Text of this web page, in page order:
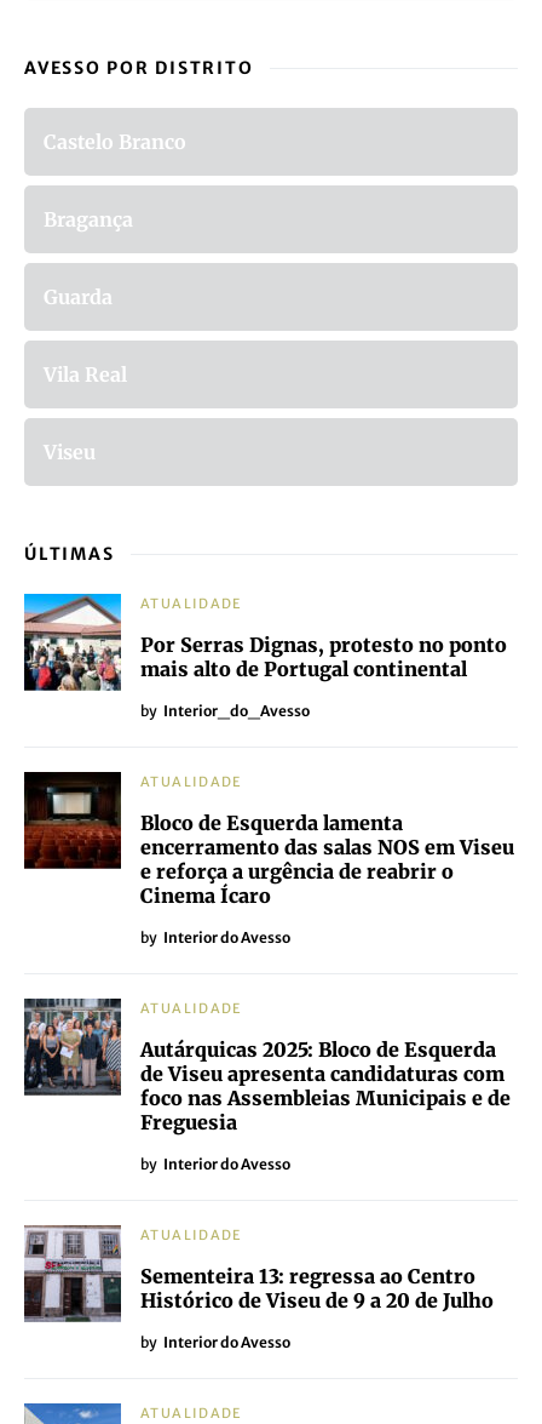
AVESSO POR DISTRITO
Castelo Branco
Bragança
Guarda
Vila Real
Viseu
ÚLTIMAS
ATUALIDADE
Por Serras Dignas, protesto no ponto
mais alto de Portugal continental
by Interior_do_Avesso
ATUALIDADE
Bloco de Esquerda lamenta
encerramento das salas NOS em Viseu
e reforça a urgência de reabrir o
Cinema Ícaro
by Interior do Avesso
ATUALIDADE
Autárquicas 2025: Bloco de Esquerda
de Viseu apresenta candidaturas com
foco nas Assembleias Municipais e de
Freguesia
by Interior do Avesso
ATUALIDADE
Sementeira 13: regressa ao Centro
Histórico de Viseu de 9 a 20 de Julho
by Interior do Avesso
ATUALIDADE